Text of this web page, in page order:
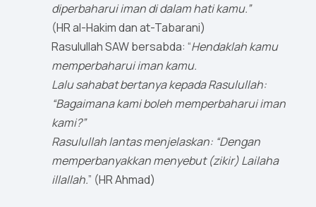
diperbaharui iman di dalam hati kamu.”
(HR al-Hakim dan at-Tabarani)
Rasulullah SAW bersabda: “Hendaklah kamu
memperbaharui iman kamu.
Lalu sahabat bertanya kepada Rasulullah:
“Bagaimana kami boleh memperbaharui iman
kami?”
Rasulullah lantas menjelaskan: “Dengan
memperbanyakkan menyebut (zikir) Lailaha
illallah.” (HR Ahmad)